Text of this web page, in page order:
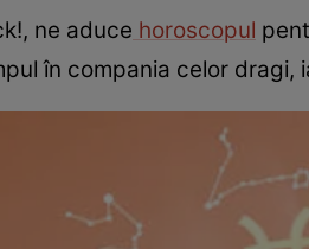
ne aduce horoscopul
în compania celor dragi,